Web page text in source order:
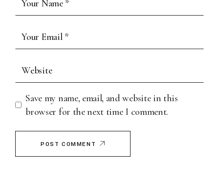
Save my name, email, and website in this
browser for the next time I comment.
POST COMMENT